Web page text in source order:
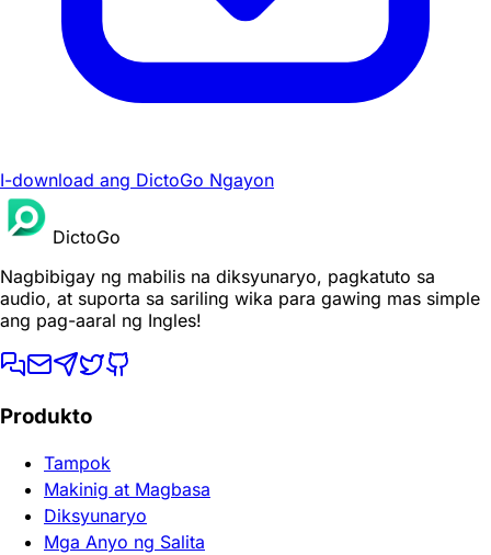
I-download ang DictoGo Ngayon
DictoGo
Nagbibigay ng mabilis na diksyunaryo, pagkatuto sa
audio, at suporta sa sariling wika para gawing mas simple
ang pag-aaral ng Ingles!
Produkto
Tampok
Makinig at Magbasa
Diksyunaryo
Mga Anyo ng Salita